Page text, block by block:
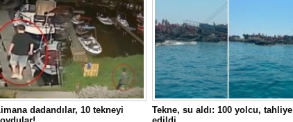
dadandılar, 10 tekneyi
Tekne, su aldı: 100 yolcu, tahliye